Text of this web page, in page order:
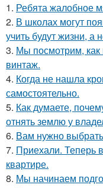
1. Ребята жалобное
2. В школах могут
учить будут жизни, а
3. Мы посмотрим, как
винтаж.
4. Когда не нашла
самостоятельно.
5. Как думаете,
отнять землю у
6. Вам нужно выбрать
7. Приехали. Теперь
квартире.
8. Мы начинаем